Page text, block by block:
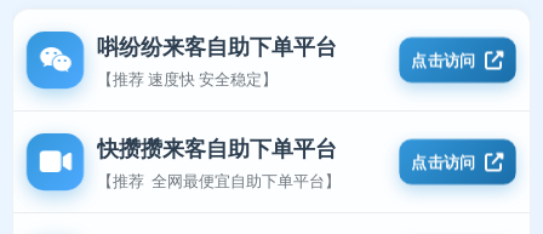
唞纷纷来客自助下单平台
【推荐 速度快 安全稳定】
点击访问
快攒攒来客自助下单平台
【推荐 全网最便宜自助下单平台】
点击访问